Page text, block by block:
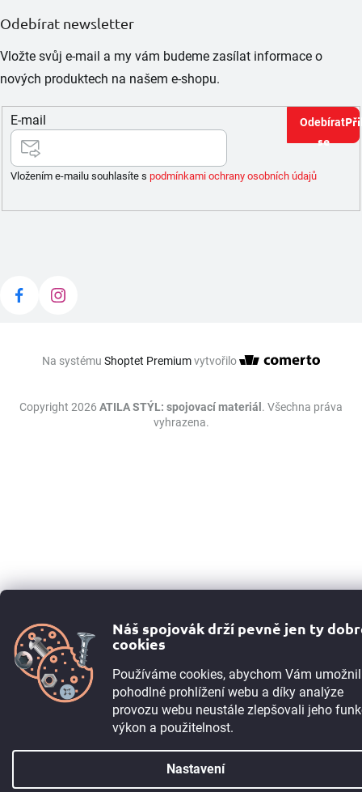
Náš spojovák drží pevně jen ty
cookies
Používáme cookies, abychom Vám
pohodlné prohlížení webu a díky analýze
provozu webu neustále zlepšovali jeho
výkon a použitelnost.
Nastavení
Odebírat newsletter
Vložte svůj e-mail a my vám budeme zasílat informace o
nových produktech na našem e-shopu.
E-mail
Vložením e-mailu souhlasíte s podmínkami ochrany osobních údajů
se
Na systému Shoptet Premiumvytvořilo
Copyright 2026 ATILA STÝL: spojovací materiál . Všechna práva
vyhrazena.